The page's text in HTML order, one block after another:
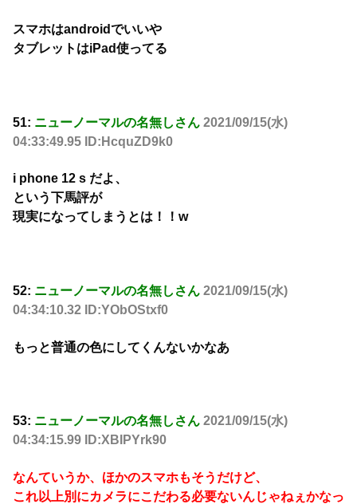
スマホはandroidでいいや
タブレットはiPad使ってる
51: ニューノーマルの名無しさん 2021/09/15(水)
04:33:49.95 ID:HcquZD9k0
i phone 12 s だよ、
という下馬評が
現実になってしまうとは！！w
52: ニューノーマルの名無しさん 2021/09/15(水)
04:34:10.32 ID:YObOStxf0
もっと普通の色にしてくんないかなあ
53: ニューノーマルの名無しさん 2021/09/15(水)
04:34:15.99 ID:XBIPYrk90
なんていうか、ほかのスマホもそうだけど、
これ以上別にカメラにこだわる必要ないんじゃねぇかなっ